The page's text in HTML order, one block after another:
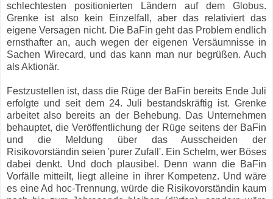
schlechtesten positionierten Ländern auf dem Globus.
Grenke ist also kein Einzelfall, aber das relativiert das
eigene Versagen nicht. Die BaFin geht das Problem endlich
ernsthafter an, auch wegen der eigenen Versäumnisse in
Sachen Wirecard, und das kann man nur begrüßen. Auch
als Aktionär.
Festzustellen ist, dass die Rüge der BaFin bereits Ende Juli
erfolgte und seit dem 24. Juli bestandskräftig ist. Grenke
arbeitet also bereits an der Behebung. Das Unternehmen
behauptet, die Veröffentlichung der Rüge seitens der BaFin
und die Meldung über das Ausscheiden der
Risikovorständin seien 'purer Zufall'. Ein Schelm, wer Böses
dabei denkt. Und doch plausibel. Denn wann die BaFin
Vorfälle mitteilt, liegt alleine in ihrer Kompetenz. Und wäre
es eine Ad hoc-Trennung, würde die Risikovorständin kaum